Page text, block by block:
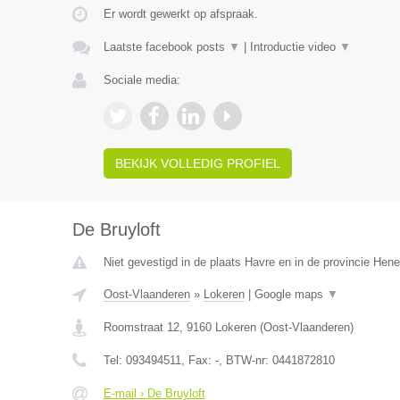
Er wordt gewerkt op afspraak.
Laatste facebook posts ▼ Introductie video ▼
Sociale media:
BEKIJK VOLLEDIG PROFIEL
De Bruyloft
Niet gevestigd in de plaats Havre en in de provincie
Oost-Vlaanderen» Lokeren| Google maps ▼
Roomstraat 12, 9160 Lokeren(Oost-Vlaanderen)
Tel: 093494511, Fax: -, BTW-nr: 0441872810
E-mail › De Bruyloft